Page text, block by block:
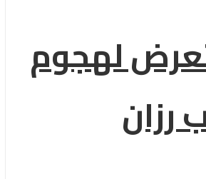
لهجوم
رزان